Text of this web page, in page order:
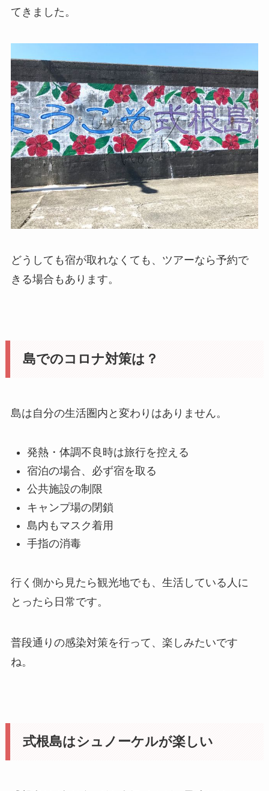
てきました。
どうしても宿が取れなくても、ツアーなら予約で
きる場合もあります。
島でのコロナ対策は？
島は自分の生活圏内と変わりはありません。
発熱・体調不良時は旅行を控える
宿泊の場合、必ず宿を取る
公共施設の制限
キャンプ場の閉鎖
島内もマスク着用
手指の消毒
行く側から見たら観光地でも、生活している人に
とったら日常です。
普段通りの感染対策を行って、楽しみたいです
ね。
式根島はシュノーケルが楽しい